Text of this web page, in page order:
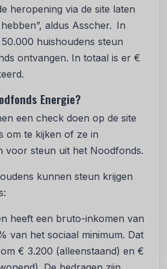
heropening via de site laten
aldus Asscher. In
huishoudens steun
ontvangen. In totaal is er €
Energie?
een check doen op de site
om te kijken of ze in
voor steun uit het Noodfonds.
kunnen steun krijgen
heeft een bruto-inkomen van
van het sociaal minimum. Dat
€ 3.200 (alleenstaand) en €